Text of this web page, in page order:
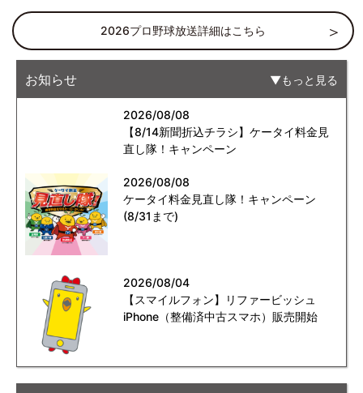
2026プロ野球放送詳細はこちら
お知らせ もっと見る
2026/08/08
【8/14新聞折込チラシ】ケータイ料金見
直し隊！キャンペーン
2026/08/08
ケータイ料金見直し隊！キャンペーン
(8/31まで)
2026/08/04
【スマイルフォン】リファービッシュ
iPhone（整備済中古スマホ）販売開始